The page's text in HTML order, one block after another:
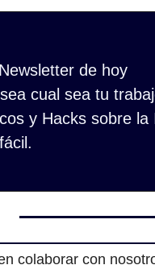
de hoy
cual sea tu
y Hacks sobre
colaborar con